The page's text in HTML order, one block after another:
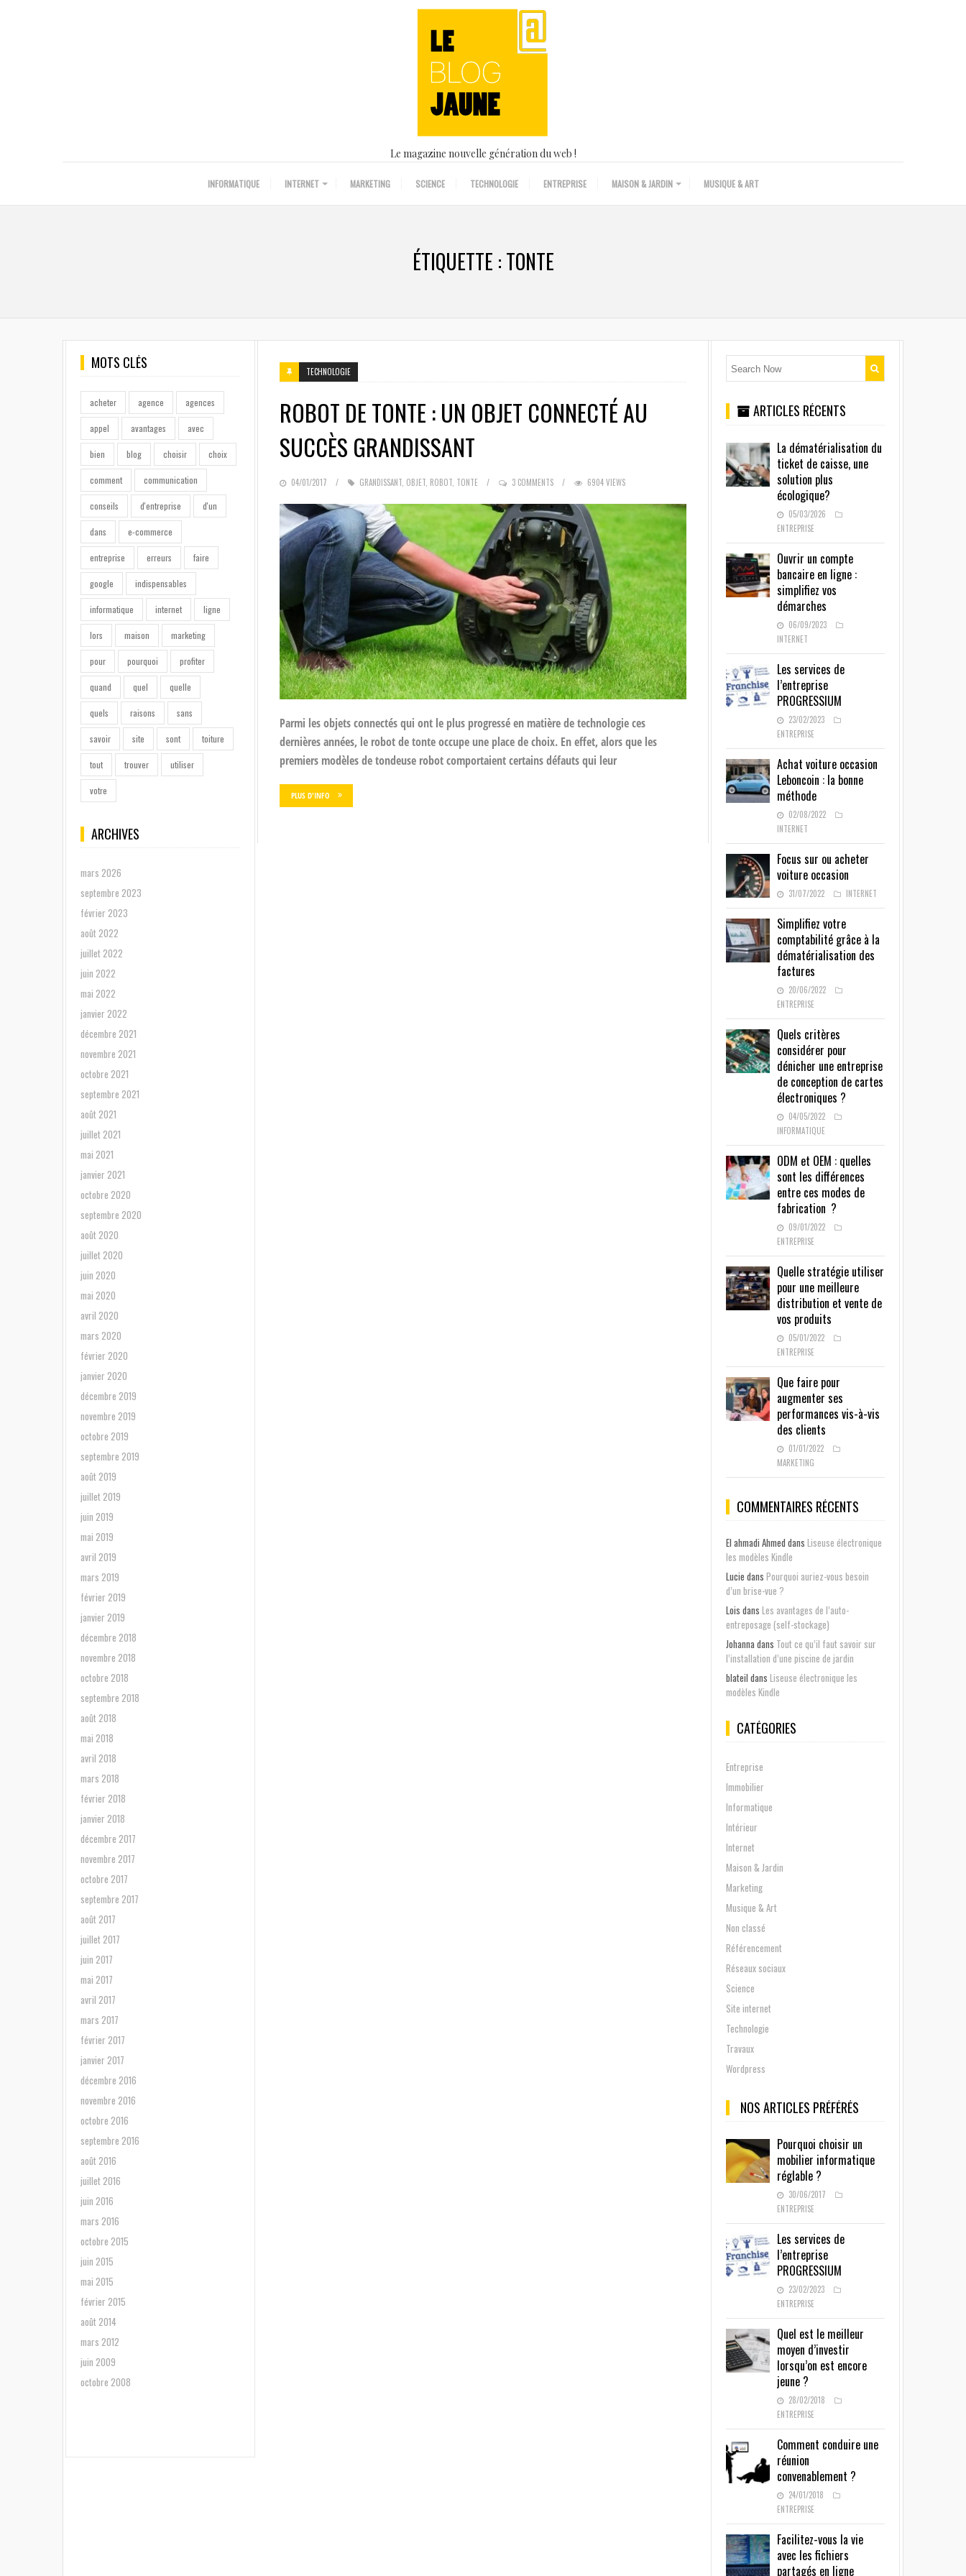
Le magazine nouvelle génération du web !
INFORMATIQUE INTERNET MARKETING SCIENCE TECHNOLOGIE ENTREPRISE MAISON & JARDIN MUSIQUE & ART
ÉTIQUETTE :TONTE
MOTS CLÉS
acheter agence agences
appel avantages avec
bien blog choisir choix
comment communication
conseils d'entreprise d'un
dans e-commerce
entreprise erreurs faire
google indispensables
informatique internet ligne
lors maison marketing
pour pourquoi profiter
quand quel quelle
quels raisons sans
savoir site sont toiture
tout trouver utiliser
votre
ARCHIVES
mars 2026
septembre 2023
février 2023
août 2022
juillet 2022
juin 2022
mai 2022
janvier 2022
décembre 2021
novembre 2021
octobre 2021
septembre 2021
août 2021
juillet 2021
mai 2021
janvier 2021
octobre 2020
septembre 2020
août 2020
juillet 2020
juin 2020
mai 2020
avril 2020
mars 2020
février 2020
janvier 2020
décembre 2019
novembre 2019
octobre 2019
septembre 2019
août 2019
juillet 2019
juin 2019
mai 2019
avril 2019
mars 2019
février 2019
janvier 2019
décembre 2018
novembre 2018
octobre 2018
septembre 2018
août 2018
mai 2018
avril 2018
mars 2018
février 2018
janvier 2018
décembre 2017
novembre 2017
octobre 2017
septembre 2017
août 2017
juillet 2017
juin 2017
mai 2017
avril 2017
mars 2017
février 2017
janvier 2017
décembre 2016
novembre 2016
octobre 2016
septembre 2016
août 2016
juillet 2016
juin 2016
mars 2016
octobre 2015
juin 2015
mai 2015
février 2015
août 2014
mars 2012
juin 2009
octobre 2008
TECHNOLOGIE
ROBOT DE TONTE : UN OBJET CONNECTÉ AU
SUCCÈS GRANDISSANT
POSTED
04/01/2017 GRANDISSANT, OBJET, ROBOT, TONTE 3 COMMENTS 6904 VIEWS
Parmi les objets connectés qui ont le plus progressé en matière de technologie ces
dernières années, le robot de tonte occupe une place de choix. En effet, alors que les
premiers modèles de tondeuse robot comportaient certains défauts qui leur
PLUS D'INFO
ARTICLES RÉCENTS
La dématérialisation du
ticket de caisse, une
solution plus
écologique?
05/03/2026
ENTREPRISE
Ouvrir un compte
bancaire en ligne :
simplifiez vos
démarches
06/09/2023
INTERNET
Les services de
l’entreprise
PROGRESSIUM
23/02/2023
ENTREPRISE
Achat voiture occasion
Leboncoin : la bonne
méthode
02/08/2022
INTERNET
Focus sur ou acheter
voiture occasion
31/07/2022 INTERNET
Simplifiez votre
comptabilité grâce à la
dématérialisation des
factures
20/06/2022
ENTREPRISE
Quels critères
considérer pour
dénicher une entreprise
de conception de cartes
électroniques ?
04/05/2022
INFORMATIQUE
ODM et OEM : quelles
sont les différences
entre ces modes de
fabrication ?
09/01/2022
ENTREPRISE
Quelle stratégie utiliser
pour une meilleure
distribution et vente de
vos produits
05/01/2022
ENTREPRISE
Que faire pour
augmenter ses
performances vis-à-vis
des clients
01/01/2022
MARKETING
COMMENTAIRES RÉCENTS
El ahmadi Ahmed dans Liseuse électronique
les modèles Kindle
Lucie dans Pourquoi auriez-vous besoin
d’un brise-vue ?
Lois dans Les avantages de l’auto-
entreposage (self-stockage)
Johannadans Tout ce qu’il faut savoir sur
l’installation d’une piscine de jardin
blateil dans Liseuse électronique les
modèles Kindle
CATÉGORIES
Entreprise
Immobilier
Informatique
Intérieur
Internet
Maison & Jardin
Marketing
Musique & Art
Non classé
Référencement
Réseaux sociaux
Science
Site internet
Technologie
Travaux
Wordpress
NOS ARTICLES PRÉFÉRÉS
Pourquoi choisir un
mobilier informatique
réglable ?
30/06/2017
ENTREPRISE
Les services de
l’entreprise
PROGRESSIUM
23/02/2023
ENTREPRISE
Quel est le meilleur
moyen d’investir
lorsqu’on est encore
jeune ?
28/02/2018
ENTREPRISE
Comment conduire une
réunion
convenablement ?
24/01/2018
ENTREPRISE
Facilitez-vous la vie
avec les fichiers
partagés en ligne